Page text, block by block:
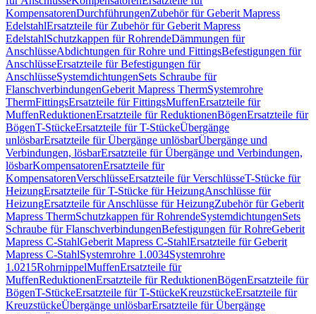
KompensatorenDurchführungenZubehör für Geberit Mapress
EdelstahlErsatzteile für Zubehör für Geberit Mapress
EdelstahlSchutzkappen für RohrendeDämmungen für
AnschlüsseAbdichtungen für Rohre und FittingsBefestigungen für
AnschlüsseErsatzteile für Befestigungen für
AnschlüsseSystemdichtungenSets Schraube für
FlanschverbindungenGeberit Mapress ThermSystemrohre
ThermFittingsErsatzteile für FittingsMuffenErsatzteile für
MuffenReduktionenErsatzteile für ReduktionenBögenErsatzteile für
BögenT-StückeErsatzteile für T-StückeÜbergänge
unlösbarErsatzteile für Übergänge unlösbarÜbergänge und
Verbindungen, lösbarErsatzteile für Übergänge und Verbindungen,
lösbarKompensatorenErsatzteile für
KompensatorenVerschlüsseErsatzteile für VerschlüsseT-Stücke für
HeizungErsatzteile für T-Stücke für HeizungAnschlüsse für
HeizungErsatzteile für Anschlüsse für HeizungZubehör für Geberit
Mapress ThermSchutzkappen für RohrendeSystemdichtungenSets
Schraube für FlanschverbindungenBefestigungen für RohreGeberit
Mapress C-StahlGeberit Mapress C-StahlErsatzteile für Geberit
Mapress C-StahlSystemrohre 1.0034Systemrohre
1.0215RohrnippelMuffenErsatzteile für
MuffenReduktionenErsatzteile für ReduktionenBögenErsatzteile für
BögenT-StückeErsatzteile für T-StückeKreuzstückeErsatzteile für
KreuzstückeÜbergänge unlösbarErsatzteile für Übergänge